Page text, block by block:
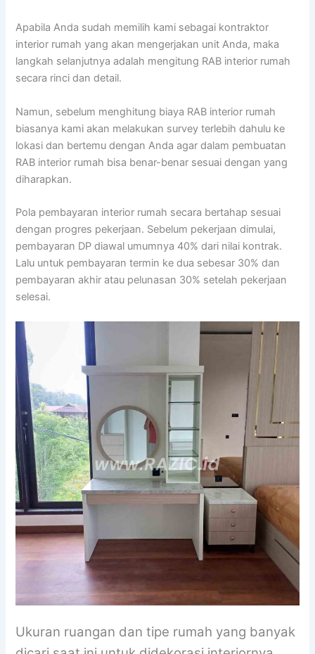
Apabila Anda sudah memilih kami sebagai kontraktor
interior rumah yang akan mengerjakan unit Anda, maka
langkah selanjutnya adalah mengitung RAB interior rumah
secara rinci dan detail.
Namun, sebelum menghitung biaya RAB interior rumah
biasanya kami akan melakukan survey terlebih dahulu ke
lokasi dan bertemu dengan Anda agar dalam pembuatan
RAB interior rumah bisa benar-benar sesuai dengan yang
diharapkan.
Pola pembayaran interior rumah secara bertahap sesuai
dengan progres pekerjaan. Sebelum pekerjaan dimulai,
pembayaran DP diawal umumnya 40% dari nilai kontrak.
Lalu untuk pembayaran termin ke dua sebesar 30% dan
pembayaran akhir atau pelunasan 30% setelah pekerjaan
selesai.
Ukuran ruangan dan tipe rumah yang banyak